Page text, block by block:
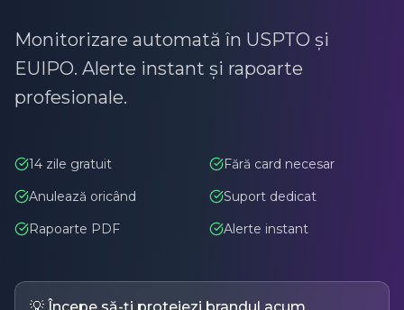
Scanăm bazele de date USPTO și EUIPO
pentru a găsi mărci similare cu a ta.
Baze de date oficiale